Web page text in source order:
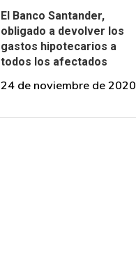
El Banco Santander,
obligado a devolver los
gastos hipotecarios a
todos los afectados
24 de noviembre de 2020